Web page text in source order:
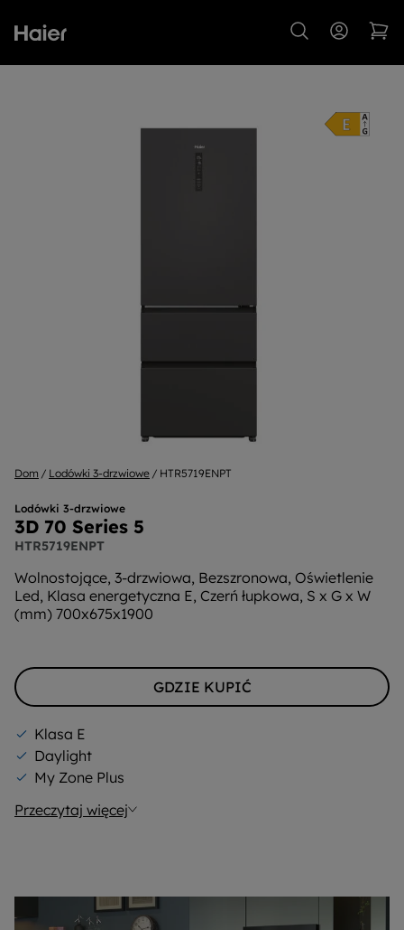
Dom Lodówki 3-drzwiowe HTR5719ENPT
Lodówki 3-drzwiowe
3D 70 Series 5
HTR5719ENPT
Wolnostojące, 3-drzwiowa, Bezszronowa, Oświetlenie
Led, Klasa energetyczna E, Czerń łupkowa, S x G x W
(mm) 700x675x1900
GDZIE KUPIĆ
Klasa E
Daylight
My Zone Plus
Przeczytaj więcej